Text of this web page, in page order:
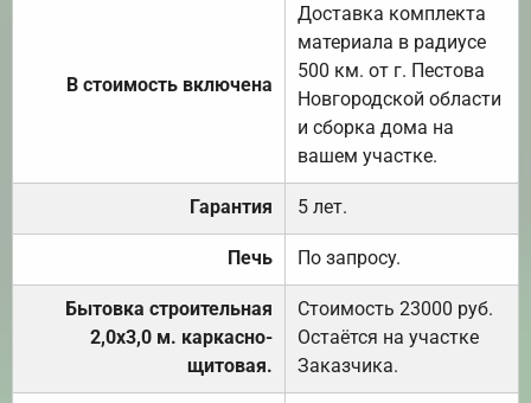
В стоимость включена
Доставка комплекта
материала в радиусе
500 км. от г. Пестова
Новгородской области
и сборка дома на
вашем участке.
Гарантия 5 лет.
Печь По запросу.
Бытовка строительная
2,0х3,0 м. каркасно-
щитовая.
Стоимость 23000 руб.
Остаётся на участке
Заказчика.